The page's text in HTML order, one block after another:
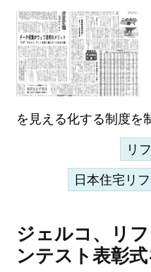
を見える化する制度を
リ
日本住宅リ
ジェルコ、リ
ンテスト表彰